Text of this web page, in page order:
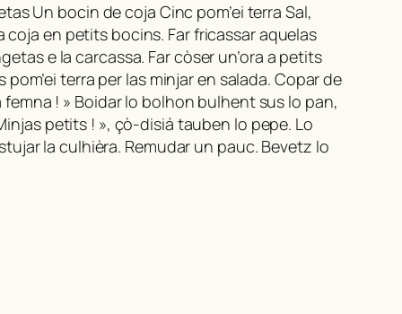
Un bocin de coja Cinc pom’ei terra Sal,
en petits bocins. Far fricassar aquelas
e la carcassa. Far còser un’ora a petits
terra per las minjar en salada. Copar de
! » Boidar lo bolhon bulhent sus lo pan,
petits ! », çò-disiá tauben lo pepe. Lo
la culhièra. Remudar un pauc. Bevetz lo